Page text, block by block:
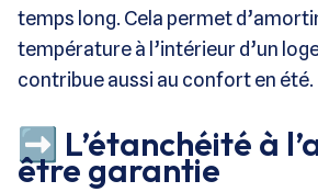
temps long. Cela permet
température à l’intérieur d’un
contribue aussi au confort en été.
➡️ L’étanchéité à
être garantie